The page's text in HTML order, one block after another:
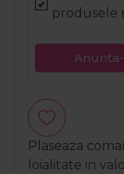
produsele
Plaseaza
loialitate in